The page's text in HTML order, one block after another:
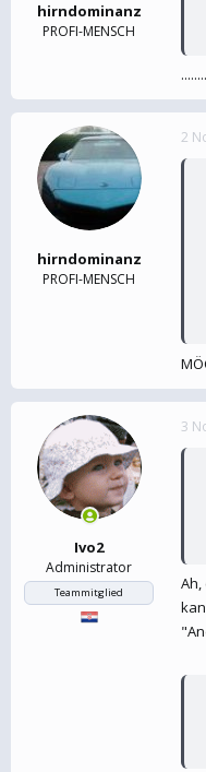
hirndominanz
PROFI-MENSCH
hirndominanz
PROFI-MENSCH
2
Ivo2
Administrator
Teammitglied
3